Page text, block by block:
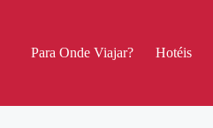
Para Onde Viajar? Hotéis